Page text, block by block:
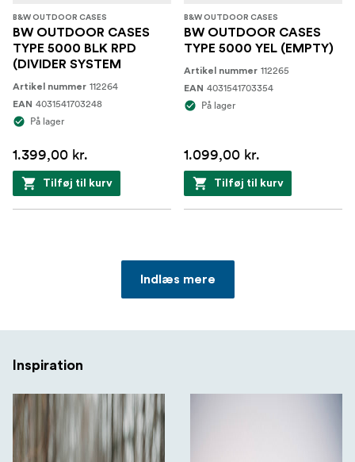
B&W OUTDOOR CASES
BW OUTDOOR CASES
TYPE 5000 BLK RPD
(DIVIDER SYSTEM
Artikel nummer 112264
EAN 4031541703248
På lager
1.399,00 kr.
Tilføj til kurv
B&W OUTDOOR CASES
BW OUTDOOR CASES
TYPE 5000 YEL (EMPTY)
Artikel nummer 112265
EAN 4031541703354
På lager
1.099,00 kr.
Tilføj til kurv
Indlæs mere
Inspiration